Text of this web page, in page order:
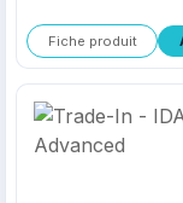
Fiche produit